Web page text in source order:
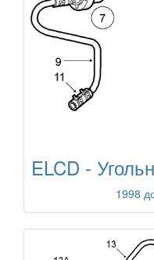
ELCD -
1998